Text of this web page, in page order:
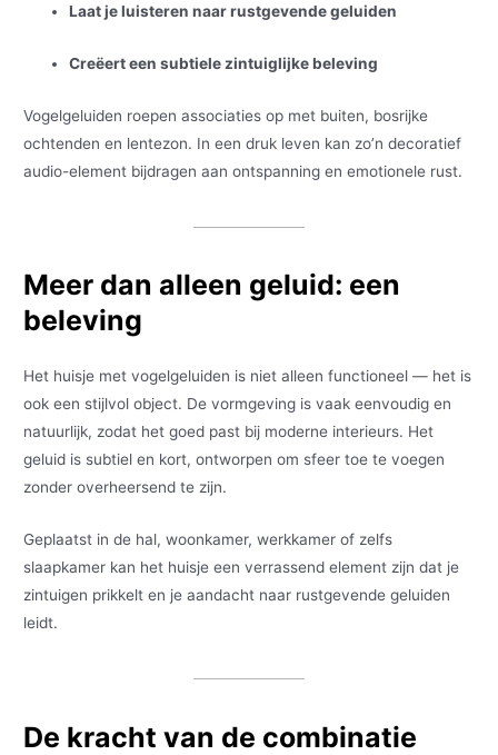
Laat je luisteren naar rustgevende geluiden
Creëert een subtiele zintuiglijke beleving
Vogelgeluiden roepen associaties op met buiten, bosrijke
ochtenden en lentezon. In een druk leven kan zo’n decoratief
audio-element bijdragen aan ontspanning en emotionele rust.
Meer dan alleen geluid: een
beleving
Het huisje met vogelgeluiden is niet alleen functioneel — het is
ook een stijlvol object. De vormgeving is vaak eenvoudig en
natuurlijk, zodat het goed past bij moderne interieurs. Het
geluid is subtiel en kort, ontworpen om sfeer toe te voegen
zonder overheersend te zijn.
Geplaatst in de hal, woonkamer, werkkamer of zelfs
slaapkamer kan het huisje een verrassend element zijn dat je
zintuigen prikkelt en je aandacht naar rustgevende geluiden
leidt.
De kracht van de combinatie